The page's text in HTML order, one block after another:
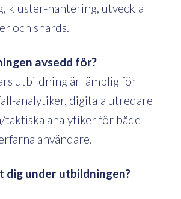
kluster-hantering, utveckla
och shards.
avsedd för?
utbildning är lämplig för
analytiker, digitala utredare
taktiska analytiker för både
användare.
dig under utbildningen?